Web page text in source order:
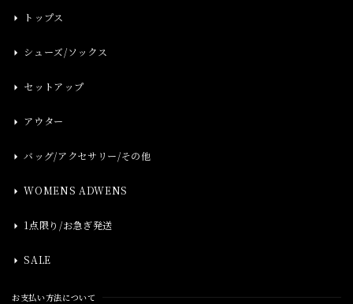
トップス
シューズ/ソックス
セットアップ
アウター
バッグ/アクセサリー/その他
WOMENS ADWENS
1点限り/お急ぎ発送
SALE
お支払い方法について